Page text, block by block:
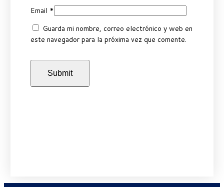
Email *
Guarda mi nombre, correo electrónico y web en
este navegador para la próxima vez que comente.